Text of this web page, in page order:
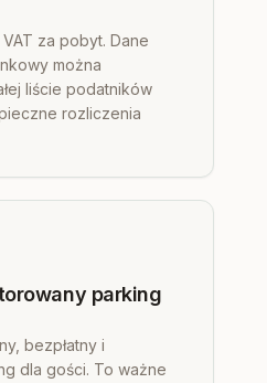
za pobyt. Dane
można
liście podatników
rozliczenia
parking
bezpłatny i
dla gości. To ważne